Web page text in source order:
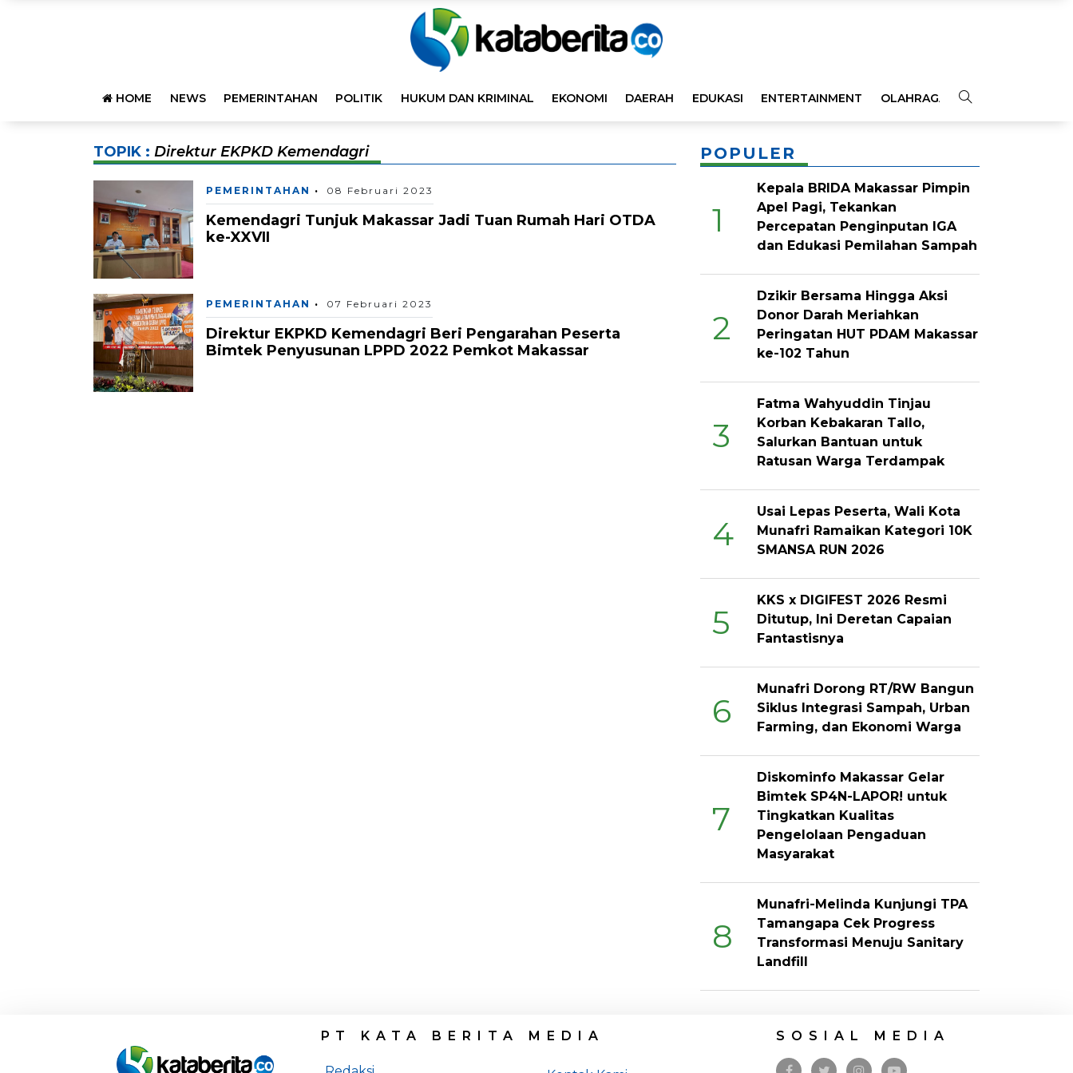
HOME NEWS PEMERINTAHAN POLITIK HUKUM DAN KRIMINAL EKONOMI DAERAH EDUKASI ENTERTAINMENT OLAHRAGA OPINI
TOPIK : Direktur EKPKD Kemendagri
PEMERINTAHAN 08 Februari 2023
Kemendagri Tunjuk Makassar Jadi Tuan Rumah Hari OTDA
ke-XXVII
PEMERINTAHAN 07 Februari 2023
Direktur EKPKD Kemendagri Beri Pengarahan Peserta
Bimtek Penyusunan LPPD 2022 Pemkot Makassar
POPULER
1
Kepala BRIDA Makassar Pimpin
Apel Pagi, Tekankan
Percepatan Penginputan IGA
dan Edukasi Pemilahan Sampah
2
Dzikir Bersama Hingga Aksi
Donor Darah Meriahkan
Peringatan HUT PDAM Makassar
ke-102 Tahun
3
Fatma Wahyuddin Tinjau
Korban Kebakaran Tallo,
Salurkan Bantuan untuk
Ratusan Warga Terdampak
4
Usai Lepas Peserta, Wali Kota
Munafri Ramaikan Kategori 10K
SMANSA RUN 2026
5
KKS x DIGIFEST 2026 Resmi
Ditutup, Ini Deretan Capaian
Fantastisnya
6
Munafri Dorong RT/RW Bangun
Siklus Integrasi Sampah, Urban
Farming, dan Ekonomi Warga
7
Diskominfo Makassar Gelar
Bimtek SP4N-LAPOR! untuk
Tingkatkan Kualitas
Pengelolaan Pengaduan
Masyarakat
8
Munafri-Melinda Kunjungi TPA
Tamangapa Cek Progress
Transformasi Menuju Sanitary
Landfill
PT KATA BERITA MEDIA SOSIAL MEDIA